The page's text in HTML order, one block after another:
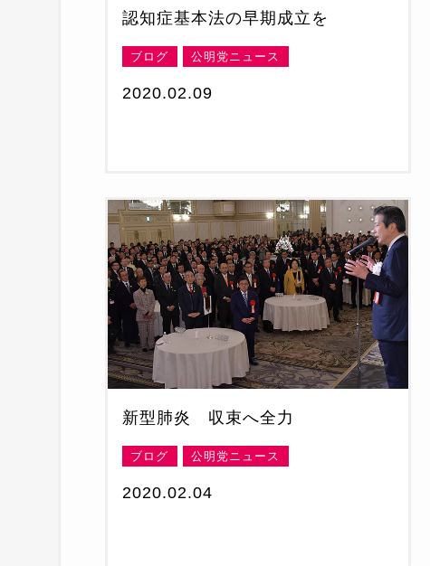
認知症基本法の早期成立を
ブログ 公明党ニュース
2020.02.09
新型肺炎 収束へ全力
ブログ 公明党ニュース
2020.02.04